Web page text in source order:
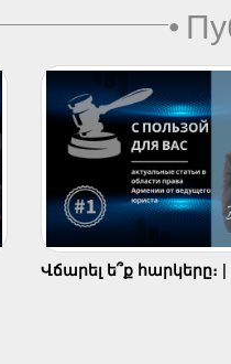
•
Վճարել ե՞ք հարկերը։ |